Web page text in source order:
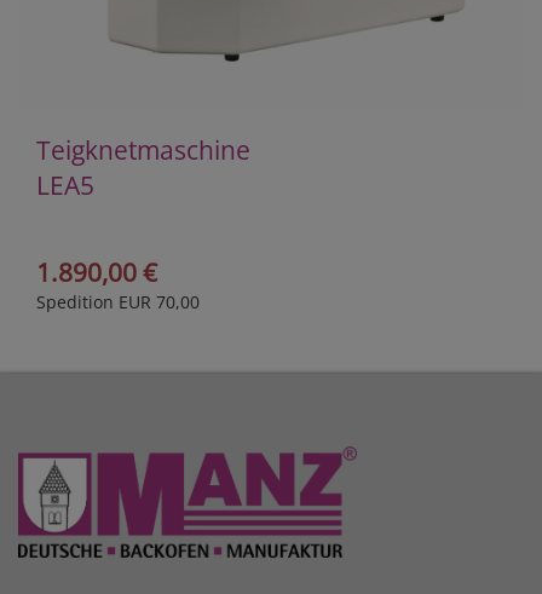
Teigknetmaschine
LEA5
1.890,00 €
Spedition EUR 70,00